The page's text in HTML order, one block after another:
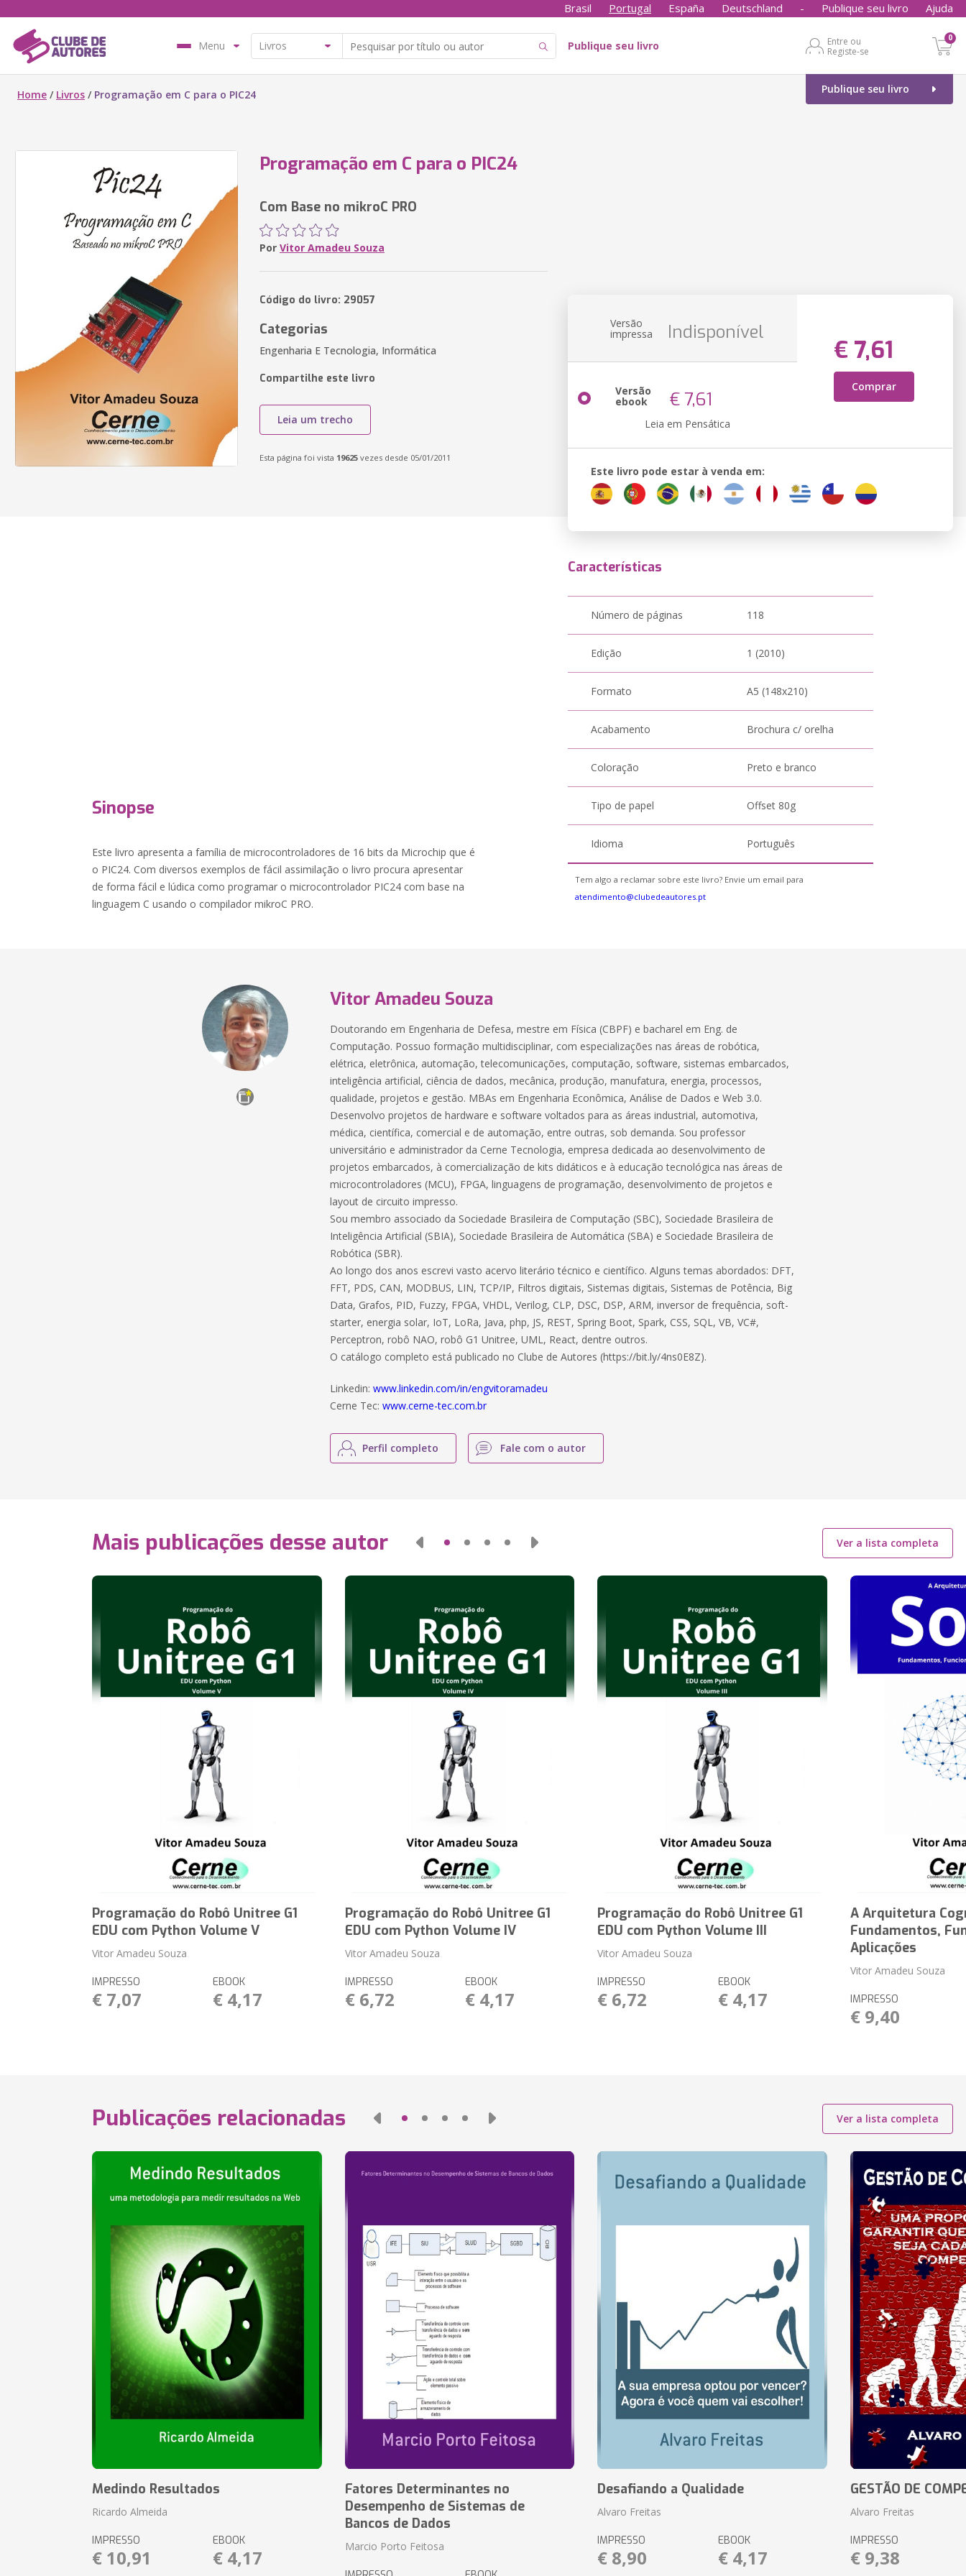
Brasil Portugal España Deutschland - Publique seu livro Ajuda
Menu Publique seu livro
Entre ou
Registe-se
0
Publique seu livro
Home / Livros / Programação em C para o PIC24
Programação em C para o PIC24
Com Base no mikroC PRO
Por Vitor Amadeu Souza
Código do livro: 29057
Categorias
Engenharia E Tecnologia, Informática
Compartilhe este livro
Leia um trecho
Esta página foi vista 19625 vezes desde 05/01/2011
Versão
impressa Indisponível
€ 7,61
Comprar
Versão
ebook € 7,61
Leia em Pensática
Este livro pode estar à venda em:
Sinopse
Este livro apresenta a família de microcontroladores de 16 bits da Microchip que é
o PIC24. Com diversos exemplos de fácil assimilação o livro procura apresentar
de forma fácil e lúdica como programar o microcontrolador PIC24 com base na
linguagem C usando o compilador mikroC PRO.
Características
Número de páginas 118
Edição 1 (2010)
Formato A5 (148x210)
Acabamento Brochura c/ orelha
Coloração Preto e branco
Tipo de papel Offset 80g
Idioma Português
Tem algo a reclamar sobre este livro? Envie um email para
atendimento@clubedeautores.pt
Vitor Amadeu Souza
Doutorando em Engenharia de Defesa, mestre em Física (CBPF) e bacharel em Eng. de
Computação. Possuo formação multidisciplinar, com especializações nas áreas de robótica,
elétrica, eletrônica, automação, telecomunicações, computação, software, sistemas embarcados,
inteligência artificial, ciência de dados, mecânica, produção, manufatura, energia, processos,
qualidade, projetos e gestão. MBAs em Engenharia Econômica, Análise de Dados e Web 3.0.
Desenvolvo projetos de hardware e software voltados para as áreas industrial, automotiva,
médica, científica, comercial e de automação, entre outras, sob demanda. Sou professor
universitário e administrador da Cerne Tecnologia, empresa dedicada ao desenvolvimento de
projetos embarcados, à comercialização de kits didáticos e à educação tecnológica nas áreas de
microcontroladores (MCU), FPGA, linguagens de programação, desenvolvimento de projetos e
layout de circuito impresso.
Sou membro associado da Sociedade Brasileira de Computação (SBC), Sociedade Brasileira de
Inteligência Artificial (SBIA), Sociedade Brasileira de Automática (SBA) e Sociedade Brasileira de
Robótica (SBR).
Ao longo dos anos escrevi vasto acervo literário técnico e científico. Alguns temas abordados: DFT,
FFT, PDS, CAN, MODBUS, LIN, TCP/IP, Filtros digitais, Sistemas digitais, Sistemas de Potência, Big
Data, Grafos, PID, Fuzzy, FPGA, VHDL, Verilog, CLP, DSC, DSP, ARM, inversor de frequência, soft-
starter, energia solar, IoT, LoRa, Java, php, JS, REST, Spring Boot, Spark, CSS, SQL, VB, VC#,
Perceptron, robô NAO, robô G1 Unitree, UML, React, dentre outros.
O catálogo completo está publicado no Clube de Autores (https://bit.ly/4ns0E8Z).
Linkedin:www.linkedin.com/in/engvitoramadeu
Cerne Tec:www.cerne-tec.com.br
Perfil completo Fale com o autor
Mais publicações desse autor Ver a lista completa
Programação do Robô Unitree G1
EDU com Python Volume V
Vitor Amadeu Souza
IMPRESSO
€ 7,07
EBOOK
€ 4,17
Programação do Robô Unitree G1
EDU com Python Volume IV
Vitor Amadeu Souza
IMPRESSO
€ 6,72
EBOOK
€ 4,17
Programação do Robô Unitree G1
EDU com Python Volume III
Vitor Amadeu Souza
IMPRESSO
€ 6,72
EBOOK
€ 4,17
A Arquitetura
Fundamentos,
Aplicações
Vitor Amadeu Souza
IMPRESSO
€ 9,40
Publicações relacionadas Ver a lista completa
Medindo Resultados
Ricardo Almeida
IMPRESSO
€ 10,91
EBOOK
€ 4,17
Fatores Determinantes no
Desempenho de Sistemas de
Bancos de Dados
Marcio Porto Feitosa
Desafiando a Qualidade
Alvaro Freitas
IMPRESSO
€ 8,90
EBOOK
€ 4,17
GESTÃO DE
Alvaro Freitas
IMPRESSO
€ 9,38